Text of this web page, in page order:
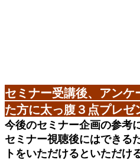
セミナー受講後、アンケ
た方に太っ腹３点プレゼ
今後のセミナー企画の参考
セミナー視聴後にはできる
トをいただけるといただけ